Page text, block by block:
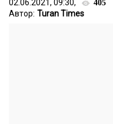
02.06.2021, 09:30, 405
Автор: Turan Times